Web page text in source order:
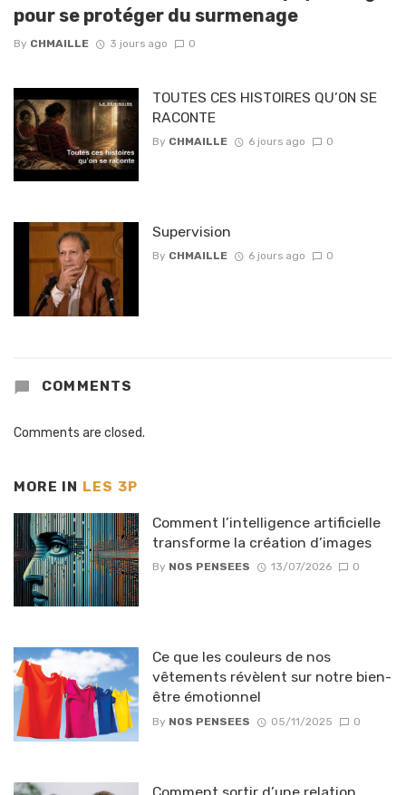
pour se protéger du surmenage
By CHMAILLE 3 jours ago 0
TOUTES CES HISTOIRES QU’ON SE
RACONTE
By CHMAILLE 6 jours ago 0
Supervision
By CHMAILLE 6 jours ago 0
COMMENTS
Comments are closed.
MORE IN LES 3P
Comment l’intelligence artificielle
transforme la création d’images
By NOS PENSEES 13/07/2026 0
Ce que les couleurs de nos
vêtements révèlent sur notre bien-
être émotionnel
By NOS PENSEES 05/11/2025 0